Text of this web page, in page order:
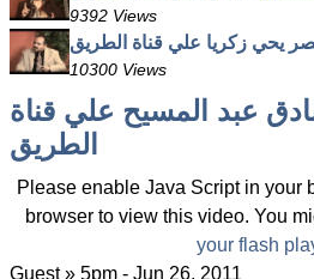
9392 Views
يحي زكريا علي قناة الطريق
10300 Views
عبد المسيح علي قناة
الطريق
Please enable Java Script in your
browser to view this video. You
your flash
Guest » 5pm - Jun 26, 2011